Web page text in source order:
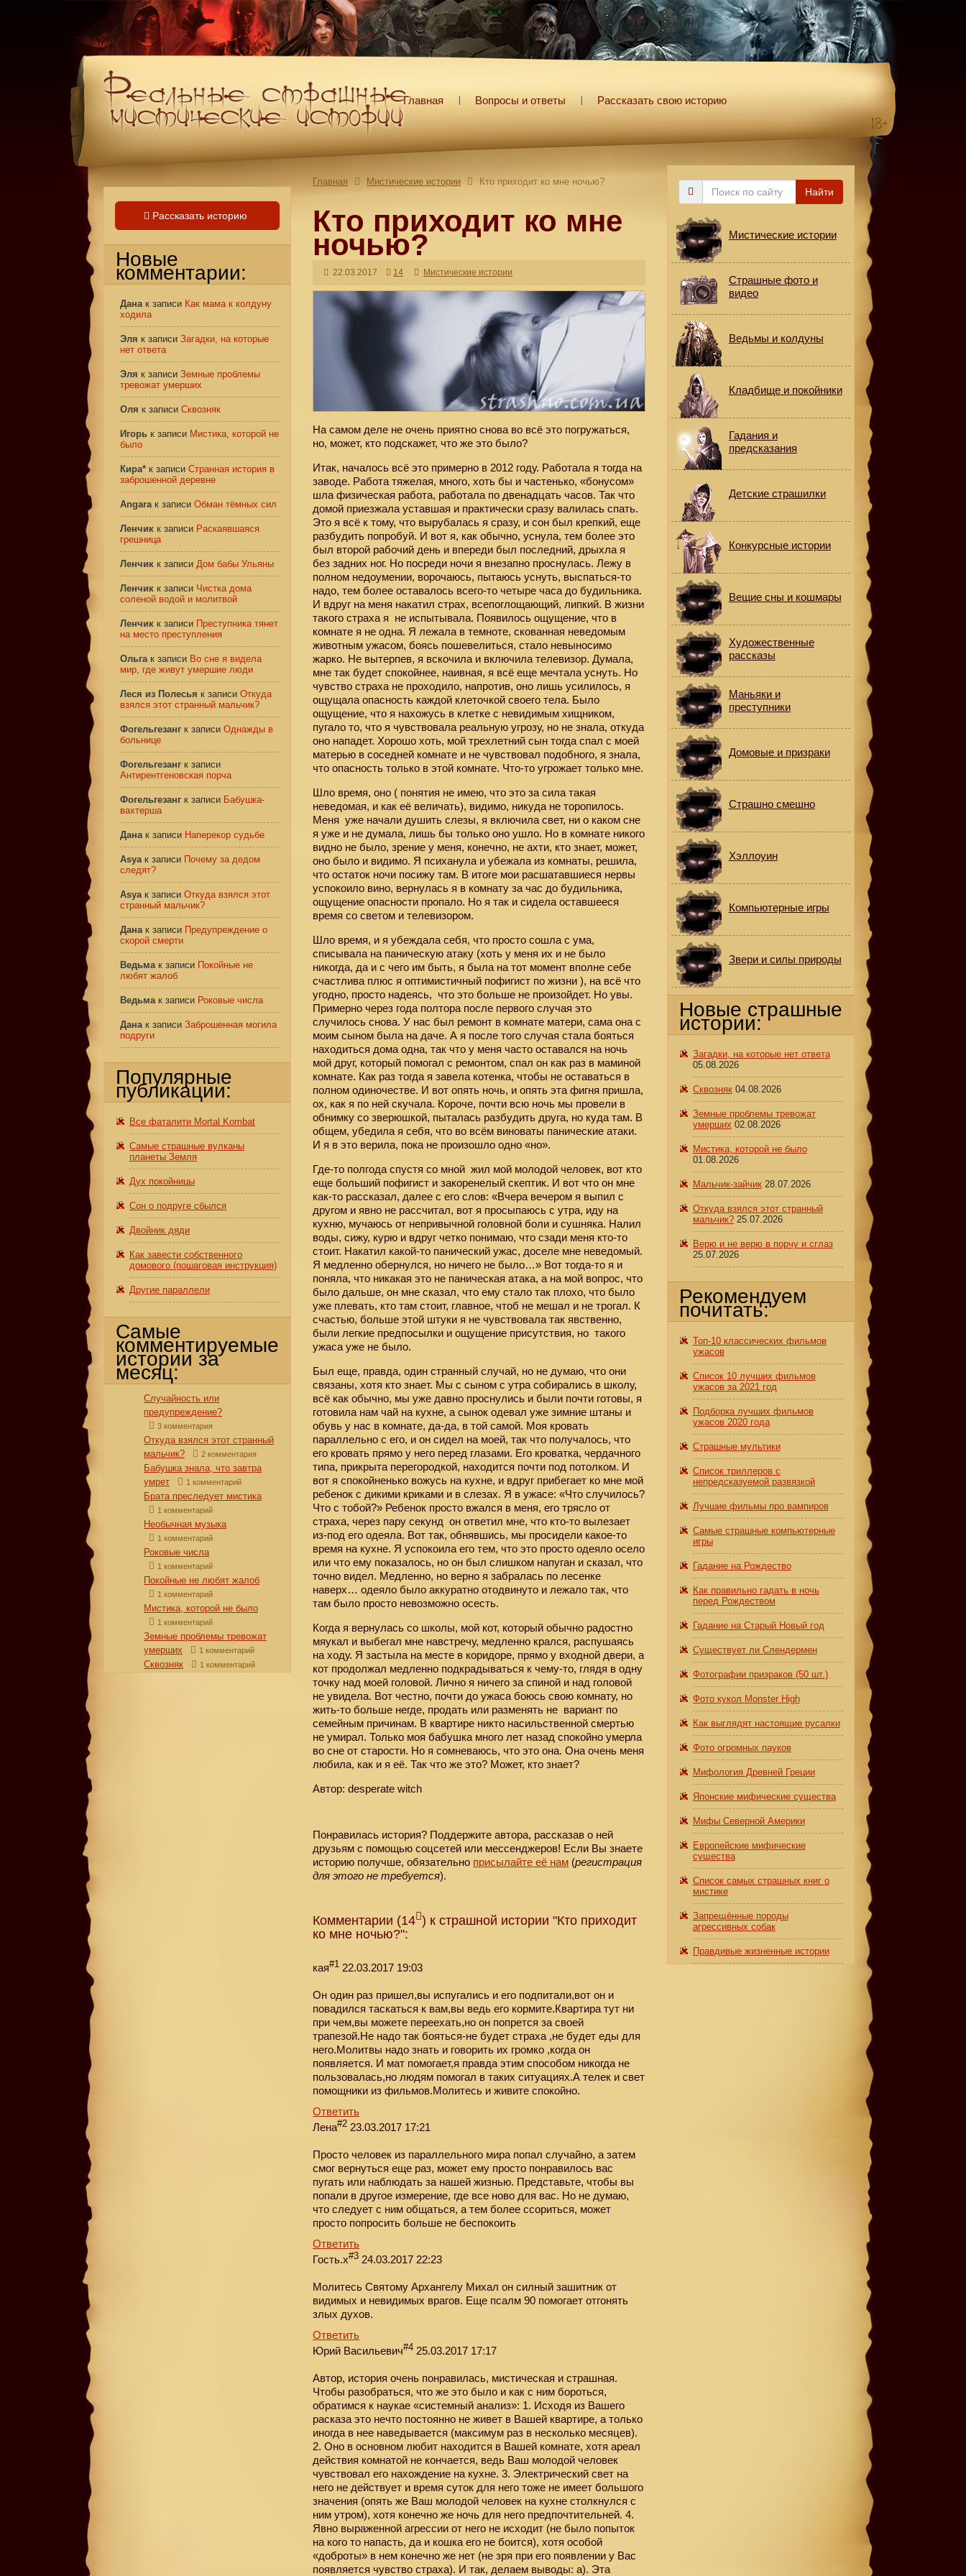
Главная Вопросы и ответы Рассказать свою историю
Главная Мистические истории Кто приходит ко мне ночью?
Кто приходит ко мне
ночью?
22.03.2017 14 Мистические истории
На самом деле не очень приятно снова во всё это погружаться,
но, может, кто подскажет, что же это было?
Итак, началось всё это примерно в 2012 году. Работала я тогда на
заводе. Работа тяжелая, много, хоть бы и частенько, «бонусом»
шла физическая работа, работала по двенадцать часов. Так что
домой приезжала уставшая и практически сразу валилась спать.
Это я всё к тому, что вырубалась я сразу, и сон был крепкий, еще
разбудить попробуй. И вот я, как обычно, уснула, тем более это
был второй рабочий день и впереди был последний, дрыхла я
без задних ног. Но посреди ночи я внезапно проснулась. Лежу в
полном недоумении, ворочаюсь, пытаюсь уснуть, выспаться-то
надо, тем более оставалось всего-то четыре часа до будильника.
И вдруг на меня накатил страх, всепоглощающий, липкий. В жизни
такого страха я не испытывала. Появилось ощущение, что в
комнате я не одна. Я лежала в темноте, скованная неведомым
животным ужасом, боясь пошевелиться, стало невыносимо
жарко. Не вытерпев, я вскочила и включила телевизор. Думала,
мне так будет спокойнее, наивная, я всё еще мечтала уснуть. Но
чувство страха не проходило, напротив, оно лишь усилилось, я
ощущала опасность каждой клеточкой своего тела. Было
ощущение, что я нахожусь в клетке с невидимым хищником,
пугало то, что я чувствовала реальную угрозу, но не знала, откуда
оно нападет. Хорошо хоть, мой трехлетний сын тогда спал с моей
матерью в соседней комнате и не чувствовал подобного, я знала,
что опасность только в этой комнате. Что-то угрожает только мне.
Шло время, оно ( понятия не имею, что это за сила такая
неведомая, и как её величать), видимо, никуда не торопилось.
Меня уже начали душить слезы, я включила свет, ни о каком сне
я уже и не думала, лишь бы только оно ушло. Но в комнате никого
видно не было, зрение у меня, конечно, не ахти, кто знает, может,
оно было и видимо. Я психанула и убежала из комнаты, решила,
что остаток ночи посижу там. В итоге мои расшатавшиеся нервы
успокоило вино, вернулась я в комнату за час до будильника,
ощущение опасности пропало. Но я так и сидела оставшееся
время со светом и телевизором.
Шло время, и я убеждала себя, что просто сошла с ума,
списывала на паническую атаку (хоть у меня их и не было
никогда, да и с чего им быть, я была на тот момент вполне себе
счастлива плюс я оптимистичный пофигист по жизни ), на всё что
угодно, просто надеясь, что это больше не произойдет. Но увы.
Примерно через года полтора после первого случая это
случилось снова. У нас был ремонт в комнате матери, сама она с
моим сыном была на даче. А я после того случая стала бояться
находиться дома одна, так что у меня часто оставался на ночь
мой друг, который помогал с ремонтом, спал он как раз в маминой
комнате. Как раз тогда я завела котенка, чтобы не оставаться в
полном одиночестве. И вот опять ночь, и опять эта фигня пришла,
ох, как я по ней скучала. Короче, почти всю ночь мы провели в
обнимку со зверюшкой, пыталась разбудить друга, но куда там. В
общем, убедила я себя, что во всём виноваты панические атаки.
И я в это верила, пока не произошло одно «но».
Где-то полгода спустя со мной жил мой молодой человек, вот кто
еще больший пофигист и закоренелый скептик. И вот что он мне
как-то рассказал, далее с его слов: «Вчера вечером я выпил с
другом и явно не рассчитал, вот я просыпаюсь с утра, иду на
кухню, мучаюсь от непривычной головной боли и сушняка. Налил
воды, сижу, курю и вдруг четко понимаю, что сзади меня кто-то
стоит. Накатил какой-то панический ужас, доселе мне неведомый.
Я медленно обернулся, но ничего не было…» Вот тогда-то я и
поняла, что никакая это не паническая атака, а на мой вопрос, что
было дальше, он мне сказал, что ему стало так плохо, что было
уже плевать, кто там стоит, главное, чтоб не мешал и не трогал. К
счастью, больше этой штуки я не чувствовала так явственно,
были легкие предпосылки и ощущение присутствия, но такого
ужаса уже не было.
Был еще, правда, один странный случай, но не думаю, что они
связаны, хотя кто знает. Мы с сыном с утра собирались в школу,
всё как обычно, мы уже давно проснулись и были почти готовы, я
готовила нам чай на кухне, а сынок одевал уже зимние штаны и
обувь у нас в комнате, да-да, в той самой. Моя кровать
параллельно с его, и он сидел на моей, так что получалось, что
его кровать прямо у него перед глазами. Его кроватка, чердачного
типа, прикрыта перегородкой, находится почти под потолком. И
вот я спокойненько вожусь на кухне, и вдруг прибегает ко мне мой
ребенок с дикими криками и в слезах. Я в ужасе: «Что случилось?
Что с тобой?» Ребенок просто вжался в меня, его трясло от
страха, через пару секунд он ответил мне, что кто-то вылезает
из-под его одеяла. Вот так, обнявшись, мы просидели какое-то
время на кухне. Я успокоила его тем, что это просто одеяло осело
или что ему показалось, но он был слишком напуган и сказал, что
точно видел. Медленно, но верно я забралась по лесенке
наверх… одеяло было аккуратно отодвинуто и лежало так, что
там было просто невозможно осесть.
Когда я вернулась со школы, мой кот, который обычно радостно
мяукал и выбегал мне навстречу, медленно крался, распушаясь
на ходу. Я застыла на месте в коридоре, прямо у входной двери, а
кот продолжал медленно подкрадываться к чему-то, глядя в одну
точку над моей головой. Лично я ничего за спиной и над головой
не увидела. Вот честно, почти до ужаса боюсь свою комнату, но
жить-то больше негде, продать или разменять не вариант по
семейным причинам. В квартире никто насильственной смертью
не умирал. Только моя бабушка много лет назад спокойно умерла
во сне от старости. Но я сомневаюсь, что это она. Она очень меня
любила, как и я её. Так что же это? Может, кто знает?
Автор: desperate witch
Понравилась история? Поддержите автора, рассказав о ней
друзьям с помощью соцсетей или мессенджеров! Если Вы знаете
историю получше, обязательно присылайте её нам (регистрация
для этого не требуется).
Комментарии (14 ) к страшной истории "Кто приходит
ко мне ночью?":
кая#1 22.03.2017 19:03
Он один раз пришел,вы испугались и его подпитали,вот он и
повадился таскаться к вам,вы ведь его кормите.Квартира тут ни
при чем,вы можете переехать,но он попрется за своей
трапезой.Не надо так бояться-не будет страха ,не будет еды для
него.Молитвы надо знать и говорить их громко ,когда он
появляется. И мат помогает,я правда этим способом никогда не
пользовалась,но людям помогал в таких ситуациях.А телек и свет
помощники из фильмов.Молитесь и живите спокойно.
Ответить
Лена#2 23.03.2017 17:21
Просто человек из параллельного мира попал случайно, а затем
смог вернуться еще раз, может ему просто понравилось вас
пугать или наблюдать за нашей жизнью. Представьте, чтобы вы
попали в другое измерение, где все ново для вас. Но не думаю,
что следует с ним общаться, а тем более ссориться, может
просто попросить больше не беспокоить
Ответить
Гость.х#3 24.03.2017 22:23
Молитесь Святому Архангелу Михал он силный зашитник от
видимых и невидимых врагов. Еще псалм 90 помогает отгонять
злых духов.
Ответить
Юрий Васильевич#4 25.03.2017 17:17
Автор, история очень понравилась, мистическая и страшная.
Чтобы разобраться, что же это было и как с ним бороться,
обратимся к наукае «системный анализ»: 1. Исходя из Вашего
расказа это нечто постоянно не живет в Вашей квартире, а только
иногда в нее наведывается (максимум раз в несколько месяцев).
2. Оно в основном любит находится в Вашей комнате, хотя ареал
действия комнатой не кончается, ведь Ваш молодой человек
чувствовал его нахождение на кухне. 3. Электрический свет на
него не действует и время суток для него тоже не имеет большого
значения (опять же Ваш молодой человек на кухне столкнулся с
ним утром), хотя конечно же ночь для него предпочтительней. 4.
Явно выраженной агрессии от него не исходит (не было попыток
на кого то напасть, да и кошка его не боится), хотя особой
«доброты» в нем конечно же нет (не зря при его появлении у Вас
появляется чувство страха). И так, делаем выводы: а). Эта
Рассказать историю
Новые
комментарии:
Данак записи Как мама к колдуну
ходила
Эля к записи Загадки, на которые
нет ответа
Эля к записи Земные проблемы
тревожат умерших
Оля к записи Сквозняк
Игорь к записи Мистика, которой не
было
Кира* к записи Странная история в
заброшенной деревне
Angaraк записи Обман тёмных сил
Ленчик к записи Раскаявшаяся
грешница
Ленчик к записи Дом бабы Ульяны
Ленчик к записи Чистка дома
соленой водой и молитвой
Ленчик к записи Преступника тянет
на место преступления
Ольгак записи Во сне я видела
мир, где живут умершие люди
Леся из Полесья к записи Откуда
взялся этот странный мальчик?
Фогельгезанг к записи Однажды в
больнице
Фогельгезанг к записи
Антирентгеновская порча
Фогельгезанг к записи Бабушка-
вахтерша
Данак записи Наперекор судьбе
Asyaк записи Почему за дедом
следят?
Asyaк записи Откуда взялся этот
странный мальчик?
Данак записи Предупреждение о
скорой смерти
Ведьмак записи Покойные не
любят жалоб
Ведьмак записи Роковые числа
Данак записи Заброшенная могила
подруги
Популярные
публикации:
Все фаталити Mortal Kombat
Самые страшные вулканы
планеты Земля
Дух покойницы
Сон о подруге сбылся
Двойник дяди
Как завести собственного
домового (пошаговая инструкция)
Другие параллели
Самые
комментируемые
истории за
месяц:
Случайность или
предупреждение?
3 комментария
Откуда взялся этот странный
мальчик?
2 комментария
Бабушка знала, что завтра
умрет
1 комментарий
Брата преследует мистика
1 комментарий
Необычная музыка
1 комментарий
Роковые числа
1 комментарий
Покойные не любят жалоб
1 комментарий
Мистика, которой не было
1 комментарий
Земные проблемы тревожат
умерших
1 комментарий
Сквозняк 1 комментарий
Поиск
Найти
Мистические истории
Страшные фото и
видео
Ведьмы и колдуны
Кладбище и покойники
Гадания и
предсказания
Детские страшилки
Конкурсные истории
Вещие сны и кошмары
Художественные
рассказы
Маньяки и
преступники
Домовые и призраки
Страшно смешно
Хэллоуин
Компьютерные игры
Звери и силы природы
Новые страшные
истории:
Загадки, на которые нет ответа
05.08.2026
Сквозняк 04.08.2026
Земные проблемы тревожат
умерших 02.08.2026
Мистика, которой не было
01.08.2026
Мальчик-зайчик 28.07.2026
Откуда взялся этот странный
мальчик? 25.07.2026
Верю и не верю в порчу и сглаз
25.07.2026
Рекомендуем
почитать:
Топ-10 классических фильмов
ужасов
Список 10 лучших фильмов
ужасов за 2021 год
Подборка лучших фильмов
ужасов 2020 года
Страшные мультики
Список триллеров с
непредсказуемой развязкой
Лучшие фильмы про вампиров
Самые страшные компьютерные
игры
Гадание на Рождество
Как правильно гадать в ночь
перед Рождеством
Гадание на Старый Новый год
Существует ли Слендермен
Фотографии призраков (50 шт.)
Фото кукол Monster High
Как выглядят настоящие русалки
Фото огромных пауков
Мифология Древней Греции
Японские мифические существа
Мифы Северной Америки
Европейские мифические
существа
Список самых страшных книг о
мистике
Запрещённые породы
агрессивных собак
Правдивые жизненные истории